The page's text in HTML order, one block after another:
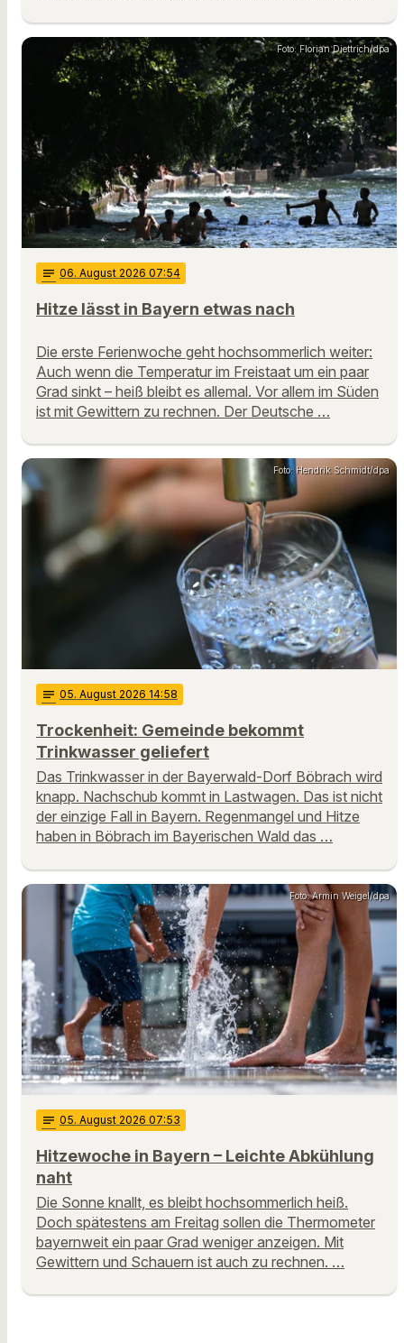
Foto: Florian Diettrich/dpa
notes 06. August 2026 07:54
Hitze lässt in Bayern etwas nach
Die erste Ferienwoche geht hochsommerlich weiter:
Auch wenn die Temperatur im Freistaat um ein paar
Grad sinkt – heiß bleibt es allemal. Vor allem im Süden
ist mit Gewittern zu rechnen. Der Deutsche …
Foto: Hendrik Schmidt/dpa
notes 05. August 2026 14:58
Trockenheit: Gemeinde bekommt
Trinkwasser geliefert
Das Trinkwasser in der Bayerwald-Dorf Böbrach wird
knapp. Nachschub kommt in Lastwagen. Das ist nicht
der einzige Fall in Bayern. Regenmangel und Hitze
haben in Böbrach im Bayerischen Wald das …
Foto: Armin Weigel/dpa
notes 05. August 2026 07:53
Hitzewoche in Bayern – Leichte Abkühlung
naht
Die Sonne knallt, es bleibt hochsommerlich heiß.
Doch spätestens am Freitag sollen die Thermometer
bayernweit ein paar Grad weniger anzeigen. Mit
Gewittern und Schauern ist auch zu rechnen. …